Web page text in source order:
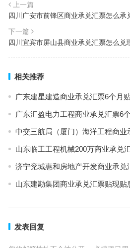
上一篇
四川广安市前锋区商业承兑汇票怎么承
下一篇
四川宜宾市屏山县商业承兑汇票怎么兑
相关推荐
广东建星建造商业承兑汇票6个月
广东汇盈电力工程商业承兑汇票6
中交三航局（厦门）海洋工程商业
山东临工工程机械200万商业承兑
济宁兖城惠和房地产开发商业承兑
山东建勘集团商业承兑汇票贴现贴
发表回复